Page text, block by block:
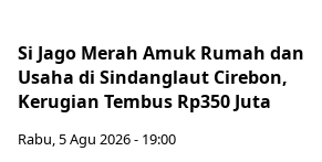
Si Jago Merah Amuk Rumah dan
Usaha di Sindanglaut Cirebon,
Kerugian Tembus Rp350 Juta
Rabu, 5 Agu 2026 - 19:00